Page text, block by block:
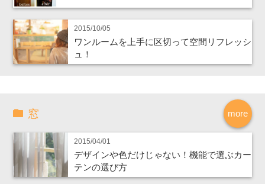
2015/10/05
ワンルームを上手に区切って空間リフレッシ
ュ！
more
窓
2015/04/01
デザインや色だけじゃない！機能で選ぶカー
テンの選び方